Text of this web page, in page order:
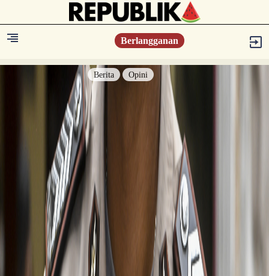
Berlangganan
Berita Opini
Berita
Islam Digest
Hikmah
Opini
Konsultasi Syariah
Resonansi